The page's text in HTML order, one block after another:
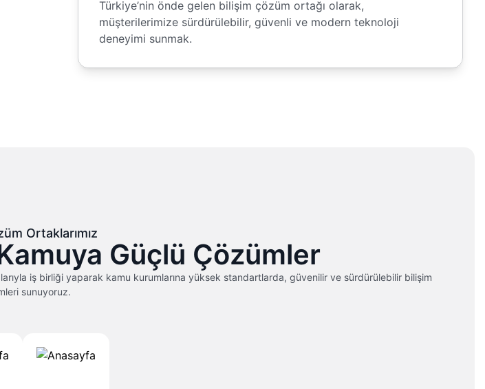
Türkiye’nin önde gelen bilişim çözüm ortağı olarak,
müşterilerimize sürdürülebilir, güvenli ve modern teknoloji
deneyimi sunmak.
Ortaklarımız
Güçlü Çözümler
iş birliği yaparak kamu kurumlarına yüksek standartlarda, güvenilir ve sürdürülebilir bilişim
sunuyoruz.